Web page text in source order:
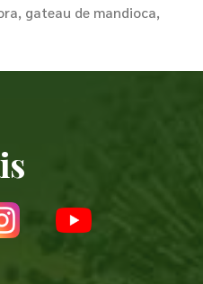
, gateau de mandioca,